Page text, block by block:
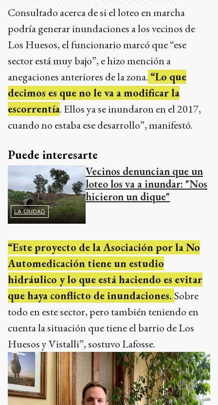
Consultado acerca de si el loteo en marcha
podría generar inundaciones a los vecinos de
Los Huesos, el funcionario marcó que “ese
sector está muy bajo”, e hizo mención a
anegaciones anteriores de la zona. “Lo que
decimos es que no le va a modificar la
escorrentía. Ellos ya se inundaron en el 2017,
cuando no estaba ese desarrollo”, manifestó.
Puede interesarte
LA CIUDAD
Vecinos denuncian que un
loteo los va a inundar: "Nos
hicieron un dique"
“Este proyecto de la Asociación por la No
Automedicación tiene un estudio
hidráulico y lo que está haciendo es evitar
que haya conflicto de inundaciones. Sobre
todo en este sector, pero también teniendo en
cuenta la situación que tiene el barrio de Los
Huesos y Vistalli”, sostuvo Lafosse.